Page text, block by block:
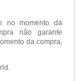
no momento da
não garante
da compra,